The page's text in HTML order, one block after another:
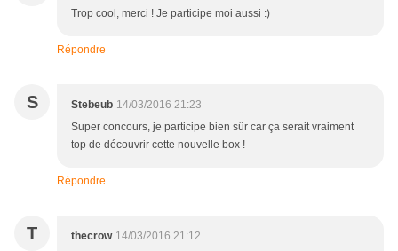
Trop cool, merci ! Je participe moi aussi :)
Répondre
S Stebeub 14/03/2016 21:23
Super concours, je participe bien sûr car ça serait vraiment
top de découvrir cette nouvelle box !
Répondre
T thecrow 14/03/2016 21:12